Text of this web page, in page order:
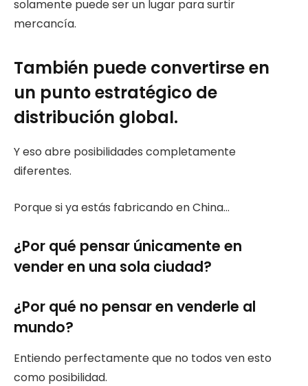
solamente puede ser un lugar para surtir
mercancía.
También puede convertirse en
un punto estratégico de
distribución global.
Y eso abre posibilidades completamente
diferentes.
Porque si ya estás fabricando en China…
¿Por qué pensar únicamente en
vender en una sola ciudad?
¿Por qué no pensar en venderle al
mundo?
Entiendo perfectamente que no todos ven esto
como posibilidad.